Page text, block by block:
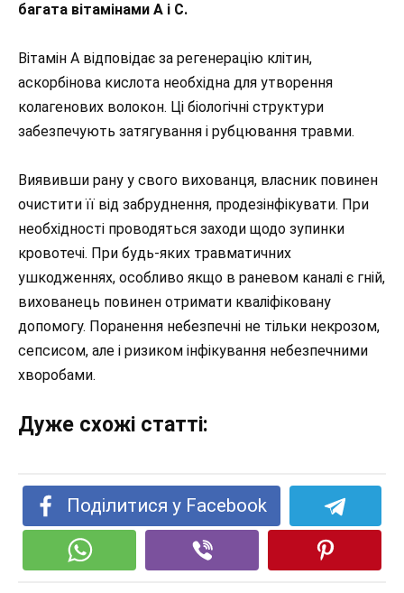
багата вітамінами А і С.
Вітамін А відповідає за регенерацію клітин,
аскорбінова кислота необхідна для утворення
колагенових волокон. Ці біологічні структури
забезпечують затягування і рубцювання травми.
Виявивши рану у свого вихованця, власник повинен
очистити її від забруднення, продезінфікувати. При
необхідності проводяться заходи щодо зупинки
кровотечі. При будь-яких травматичних
ушкодженнях, особливо якщо в раневом каналі є гній,
вихованець повинен отримати кваліфіковану
допомогу. Поранення небезпечні не тільки некрозом,
сепсисом, але і ризиком інфікування небезпечними
хворобами.
Дуже схожі статті:
Поділитися у Facebook